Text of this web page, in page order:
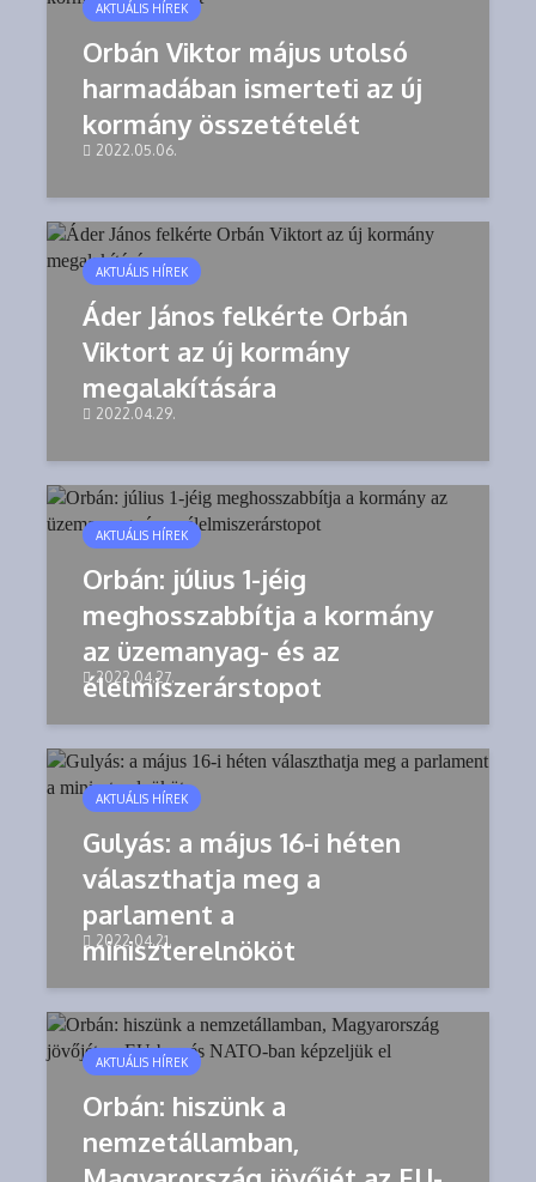
AKTUÁLIS HÍREK
Orbán Viktor május utolsó
harmadában ismerteti az új
kormány összetételét
2022.05.06.
AKTUÁLIS HÍREK
Áder János felkérte Orbán
Viktort az új kormány
megalakítására
2022.04.29.
AKTUÁLIS HÍREK
Orbán: július 1-jéig
meghosszabbítja a kormány
az üzemanyag- és az
élelmiszerárstopot
2022.04.27.
AKTUÁLIS HÍREK
Gulyás: a május 16-i héten
választhatja meg a
parlament a
miniszterelnököt
2022.04.21.
AKTUÁLIS HÍREK
Orbán: hiszünk a
nemzetállamban,